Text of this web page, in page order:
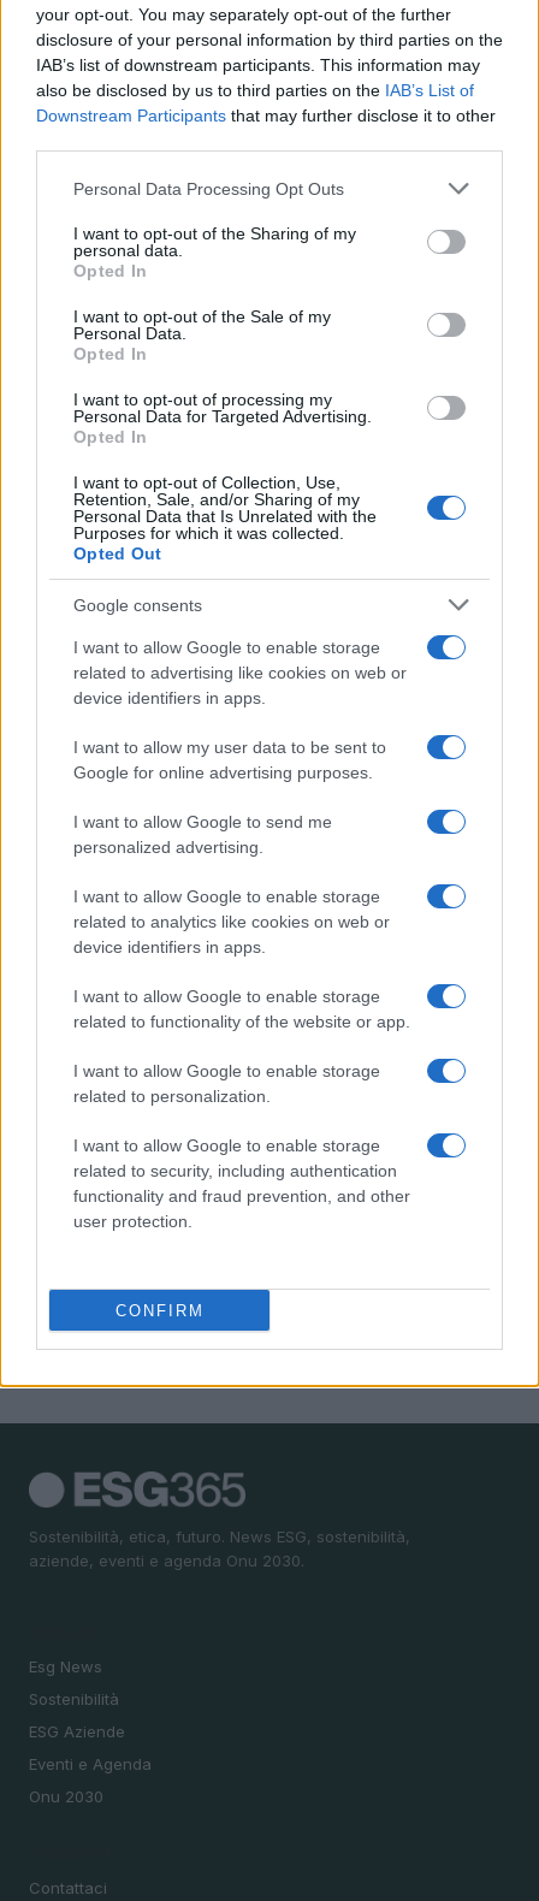
your opt-out. You may separately opt-out of the further
disclosure of your personal information by third parties on the
IAB’s list of downstream participants. This information may
also be disclosed by us to third parties on the IAB’s List of
Downstream Participants that may further disclose it to other
Please note that this website/app uses one or more Google
not limited to your visit or usage behaviour. You may click to
grant or deny consent to Google and its third-party tags to
use your data for below specified purposes in below Google
consent section.
Personal Data Processing Opt Outs
I want to opt-out of the Sharing of my
personal data.
Opted In
I want to opt-out of the Sale of my
Personal Data.
Opted In
I want to opt-out of processing my
Personal Data for Targeted Advertising.
Opted In
I want to opt-out of Collection, Use,
Retention, Sale, and/or Sharing of my
Personal Data that Is Unrelated with the
Purposes for which it was collected.
Opted Out
Google consents
I want to allow Google to enable storage
related to advertising like cookies on web or
device identifiers in apps.
I want to allow my user data to be sent to
Google for online advertising purposes.
I want to allow Google to send me
personalized advertising.
I want to allow Google to enable storage
related to analytics like cookies on web or
device identifiers in apps.
I want to allow Google to enable storage
related to functionality of the website or app.
I want to allow Google to enable storage
related to personalization.
I want to allow Google to enable storage
related to security, including authentication
functionality and fraud prevention, and other
user protection.
CONFIRM
Sanità sarda e transizione verde: tra case della
comunità, industria farmaceutica e tensioni politiche
Ilaria Galli · 15 Giu 2026
ESG NEWS
Dati e numeri su Euromobiliare Pictet Global Trends
ESG: performance e rischio
ESG NEWS
appuntamenti imperdibili
Roberta Bonaventura · 27 Feb 2026
PIÙ LETTI
Dati e numeri su Euromobiliare Pictet Global Trends
ESG: performance e rischio
Sanità sarda e transizione verde: tra case della
comunità, industria farmaceutica e tensioni politiche
Accadueo 2025: il summit cruciale sulla gestione
delle acque
Calendario 2025 degli eventi sulla sostenibilità:
appuntamenti imperdibili
5 Generazione automatica di contenuti: guida tecnica e
prospettive seo
Sostenibilità, etica, futuro. News ESG, sostenibilità,
aziende, eventi e agenda Onu 2030.
Esg News
Sostenibilità
ESG Aziende
Eventi e Agenda
Onu 2030
Contattaci